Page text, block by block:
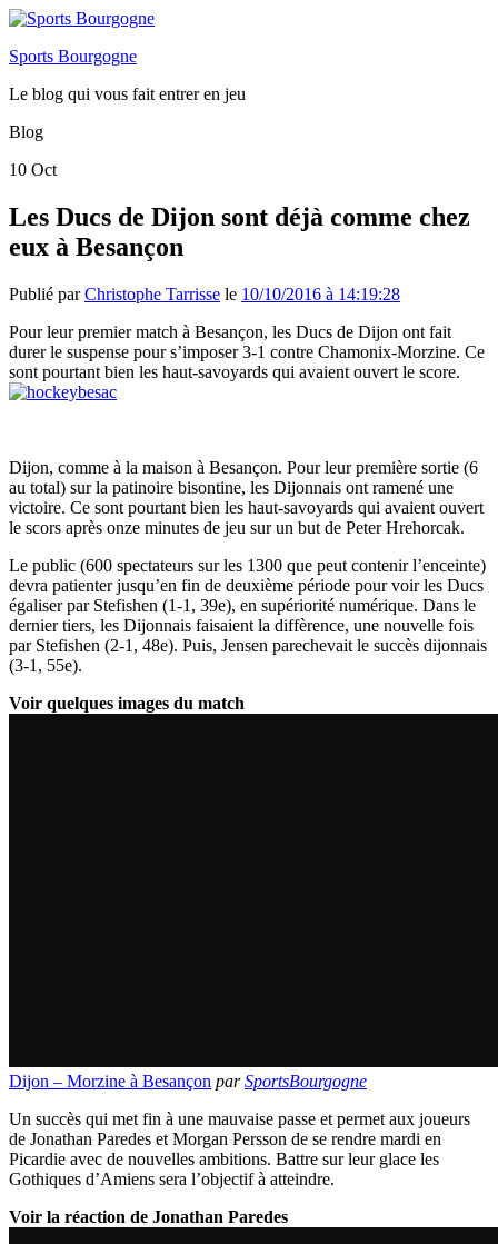
Sports Bourgogne
Le blog qui vous fait entrer en jeu
Blog
10 Oct
Les Ducs de Dijon sont déjà comme chez
eux à Besançon
Publié parChristophe Tarrisse le 10/10/2016 à 14:19:28
Pour leur premier match à Besançon, les Ducs de Dijon ont fait
durer le suspense pour s’imposer 3-1 contre Chamonix-Morzine. Ce
sont pourtant bien les haut-savoyards qui avaient ouvert le score.
Dijon, comme à la maison à Besançon. Pour leur première sortie (6
au total) sur la patinoire bisontine, les Dijonnais ont ramené une
victoire. Ce sont pourtant bien les haut-savoyards qui avaient ouvert
le scors après onze minutes de jeu sur un but de Peter Hrehorcak.
Le public (600 spectateurs sur les 1300 que peut contenir l’enceinte)
devra patienter jusqu’en fin de deuxième période pour voir les Ducs
égaliser par Stefishen (1-1, 39e), en supériorité numérique. Dans le
dernier tiers, les Dijonnais faisaient la diffèrence, une nouvelle fois
par Stefishen (2-1, 48e). Puis, Jensen parechevait le succès dijonnais
(3-1, 55e).
Voir quelques images du match
Dijon – Morzine à Besançon parSportsBourgogne
Un succès qui met fin à une mauvaise passe et permet aux joueurs
de Jonathan Paredes et Morgan Persson de se rendre mardi en
Picardie avec de nouvelles ambitions. Battre sur leur glace les
Gothiques d’Amiens sera l’objectif à atteindre.
Voir la réaction de Jonathan Paredes